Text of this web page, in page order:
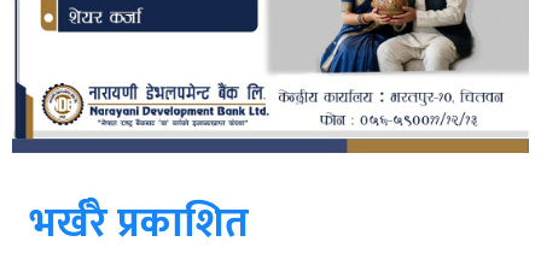
भर्खरै प्रकाशित